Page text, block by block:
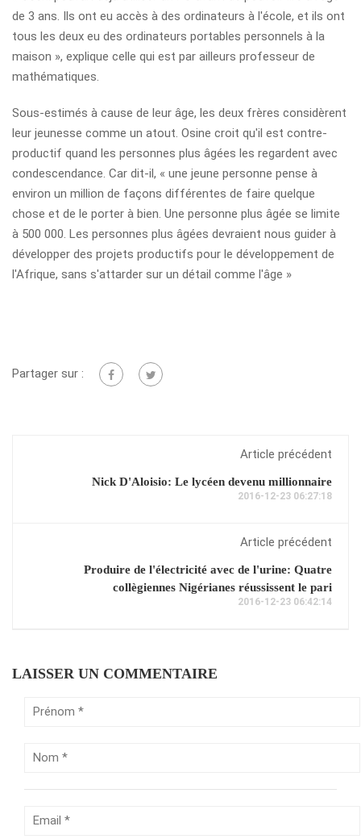
de 3 ans. Ils ont eu accès à des ordinateurs à l'école, et ils ont
tous les deux eu des ordinateurs portables personnels à la
maison », explique celle qui est par ailleurs professeur de
mathématiques.
Sous-estimés à cause de leur âge, les deux frères considèrent
leur jeunesse comme un atout. Osine croit qu'il est contre-
productif quand les personnes plus âgées les regardent avec
condescendance. Car dit-il, « une jeune personne pense à
environ un million de façons différentes de faire quelque
chose et de le porter à bien. Une personne plus âgée se limite
à 500 000. Les personnes plus âgées devraient nous guider à
développer des projets productifs pour le développement de
l'Afrique, sans s'attarder sur un détail comme l'âge »
Partager sur :
Article précédent
Nick D'Aloisio: Le lycéen devenu millionnaire
2016-12-23 06:27:18
Article précédent
Produire de l'électricité avec de l'urine: Quatre
collègiennes Nigérianes réussissent le pari
2016-12-23 06:42:14
LAISSER UN COMMENTAIRE